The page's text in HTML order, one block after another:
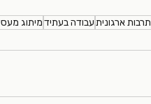
תרבות ארגוניתעבודה בעתידמיתוג